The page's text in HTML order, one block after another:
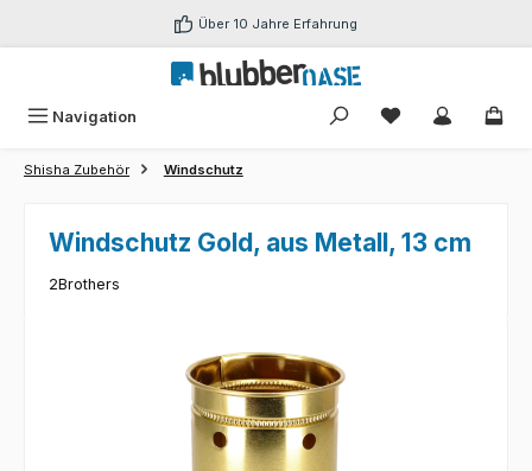
Zum Hauptinhalt springen Über 10 Jahre Erfahrung
Navigation Du hast 0
Shisha Zubehör Windschutz
Windschutz Gold, aus Metall, 13 cm
2Brothers
Bildergalerie überspringen